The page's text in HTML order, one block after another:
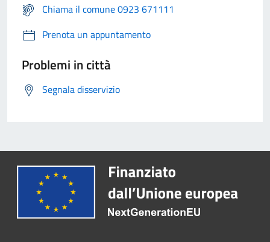
Chiama il comune 0923 671111
Prenota un appuntamento
Problemi in città
Segnala disservizio